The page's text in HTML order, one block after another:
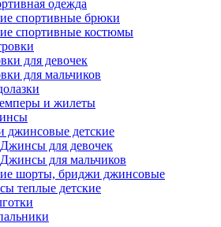
одежда
спортивные брюки
спортивные костюмы
для девочек
для мальчиков
и жилеты
джинсовые детские
Джинсы для девочек
Джинсы для мальчиков
шорты, бриджи джинсовые
теплые детские